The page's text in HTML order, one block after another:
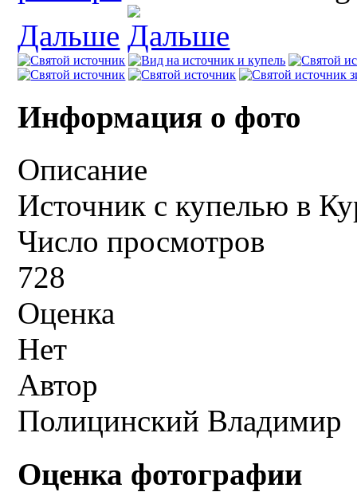
Дальше
Информация о фото
Описание
Источник с купелью в
Число просмотров
728
Оценка
Нет
Автор
Полицинский Владимир
Оценка фотографии